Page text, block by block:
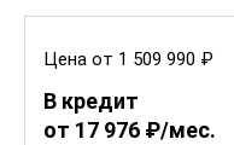
Цена от 1 509 990 ₽
В кредит
от 17 976 ₽/мес.